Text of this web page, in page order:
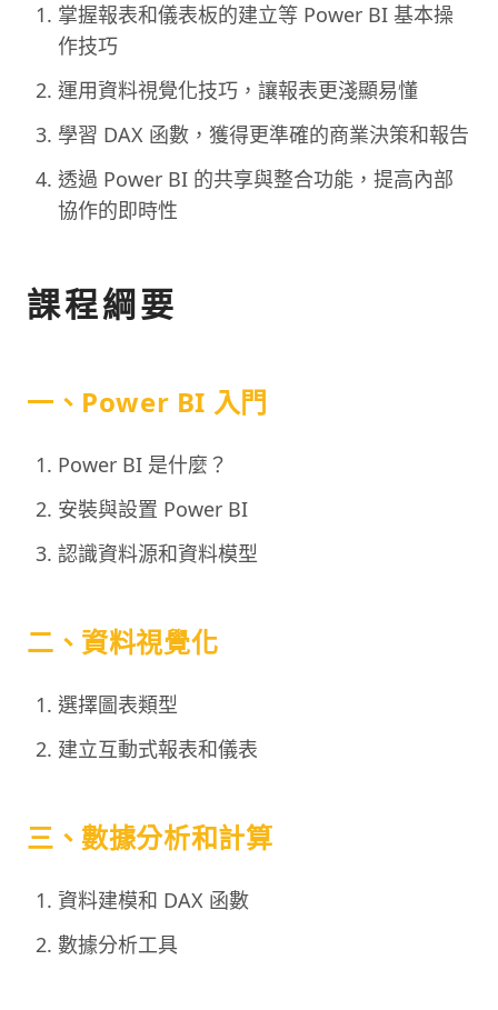
掌握報表和儀表板的建立等 Power BI 基本操
作技巧
運用資料視覺化技巧，讓報表更淺顯易懂
學習 DAX 函數，獲得更準確的商業決策和報告
透過 Power BI 的共享與整合功能，提高內部
協作的即時性
課程綱要
一、Power BI 入門
Power BI 是什麼？
安裝與設置 Power BI
認識資料源和資料模型
二、資料視覺化
選擇圖表類型
建立互動式報表和儀表
三、數據分析和計算
資料建模和 DAX 函數
數據分析工具